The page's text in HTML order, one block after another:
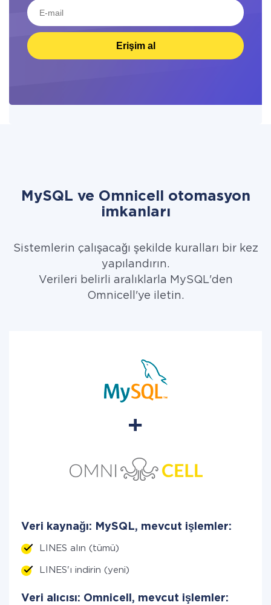
Erişim al
MySQL ve Omnicell otomasyon
imkanları
Sistemlerin çalışacağı şekilde kuralları bir kez
yapılandırın.
Verileri belirli aralıklarla MySQL'den
Omnicell'ye iletin.
Veri kaynağı: MySQL, mevcut işlemler:
LINES alın (tümü)
LINES'ı indirin (yeni)
Veri alıcısı: Omnicell, mevcut işlemler: